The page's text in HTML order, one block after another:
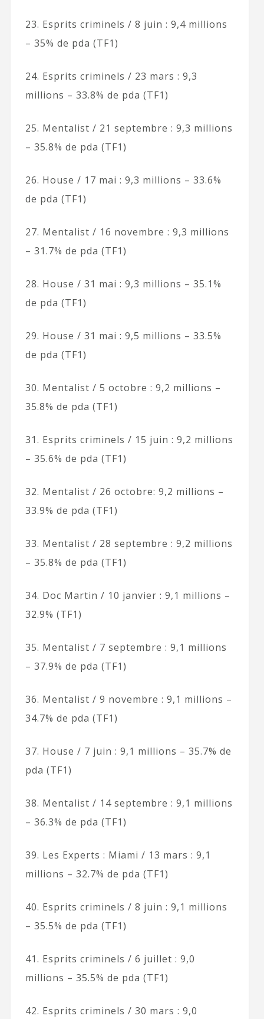
23. Esprits criminels / 8 juin : 9,4 millions
– 35% de pda (TF1)
24. Esprits criminels / 23 mars : 9,3
millions – 33.8% de pda (TF1)
25. Mentalist / 21 septembre : 9,3 millions
– 35.8% de pda (TF1)
26. House / 17 mai : 9,3 millions – 33.6%
de pda (TF1)
27. Mentalist / 16 novembre : 9,3 millions
– 31.7% de pda (TF1)
28. House / 31 mai : 9,3 millions – 35.1%
de pda (TF1)
29. House / 31 mai : 9,5 millions – 33.5%
de pda (TF1)
30. Mentalist / 5 octobre : 9,2 millions –
35.8% de pda (TF1)
31. Esprits criminels / 15 juin : 9,2 millions
– 35.6% de pda (TF1)
32. Mentalist / 26 octobre: 9,2 millions –
33.9% de pda (TF1)
33. Mentalist / 28 septembre : 9,2 millions
– 35.8% de pda (TF1)
34. Doc Martin / 10 janvier : 9,1 millions –
32.9% (TF1)
35. Mentalist / 7 septembre : 9,1 millions
– 37.9% de pda (TF1)
36. Mentalist / 9 novembre : 9,1 millions –
34.7% de pda (TF1)
37. House / 7 juin : 9,1 millions – 35.7% de
pda (TF1)
38. Mentalist / 14 septembre : 9,1 millions
– 36.3% de pda (TF1)
39. Les Experts : Miami / 13 mars : 9,1
millions – 32.7% de pda (TF1)
40. Esprits criminels / 8 juin : 9,1 millions
– 35.5% de pda (TF1)
41. Esprits criminels / 6 juillet : 9,0
millions – 35.5% de pda (TF1)
42. Esprits criminels / 30 mars : 9,0